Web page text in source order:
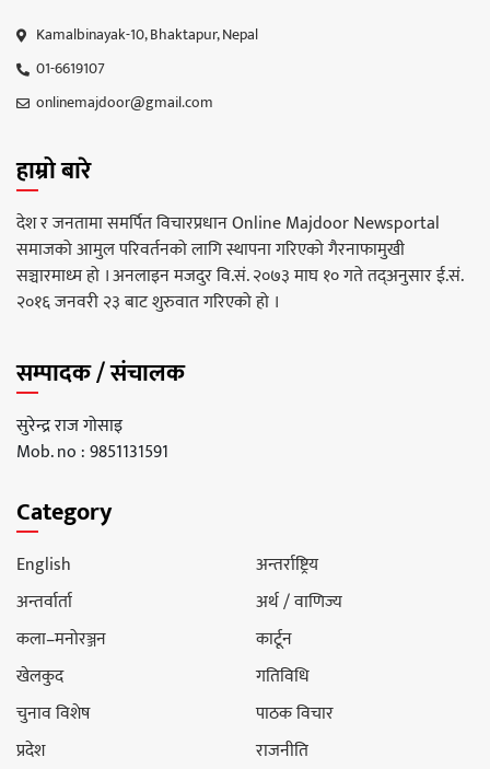
Kamalbinayak-10, Bhaktapur, Nepal
01-6619107
onlinemajdoor@gmail.com
हाम्रो बारे
देश र जनतामा समर्पित विचारप्रधान Online Majdoor Newsportal
समाजको आमुल परिवर्तनको लागि स्थापना गरिएको गैरनाफामुखी
सञ्चारमाध्म हो । अनलाइन मजदुर वि.सं. २०७३ माघ १० गते तद्अनुसार ई.सं.
२०१६ जनवरी २३ बाट शुरुवात गरिएको हो ।
सम्पादक / संचालक
सुरेन्द्र राज गोसाइ
Mob. no : 9851131591
Category
English
अन्तर्राष्ट्रिय
अन्तर्वार्ता
अर्थ / वाणिज्य
कला–मनोरञ्जन
कार्टून
खेलकुद
गतिविधि
चुनाव विशेष
पाठक विचार
प्रदेश
राजनीति